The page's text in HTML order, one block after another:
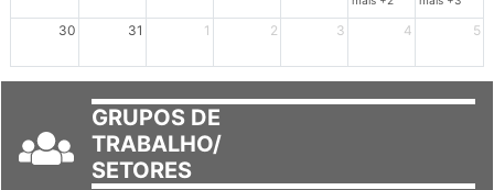
30 31 1 2 3 4 5
GRUPOS DE
TRABALHO/
SETORES